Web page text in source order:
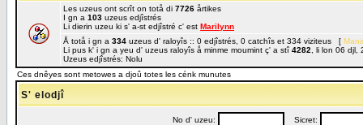
Les uzeus ont scrît on totå di 7726 årtikes
I gn a 103 uzeus edjîstrés
Li dierin uzeu ki s' a-st edjîstré c' est Marilynn
Å totå i gn a 334 uzeus d' raloyîs :: 0 edjîstrés, 0 catchîs et 334 viziteus [
Li pus k' i gn a yeu d' uzeus raloyîs å minme moumint ç' a stî 4282 , li lon 06
Uzeus edjîstrés: Nolu
Ces dnêyes sont metowes a djoû totes les cénk munutes
S' elodjî
No d' uzeu: Sicret: